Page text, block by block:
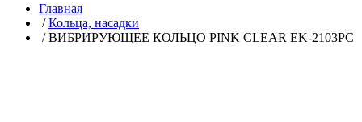
Главная
/Кольца, насадки
/ ВИБРИРУЮЩЕЕ КОЛЬЦО PINK CLEAR EK-2103PC